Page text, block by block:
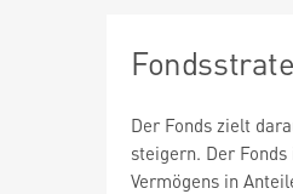
Der Fonds zielt
steigern. Der
Vermögens in